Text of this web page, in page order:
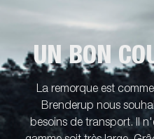
UN BON
La remorque est
Brenderup nous
besoins de transport. Il